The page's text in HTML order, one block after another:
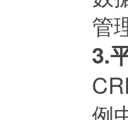
管
3.